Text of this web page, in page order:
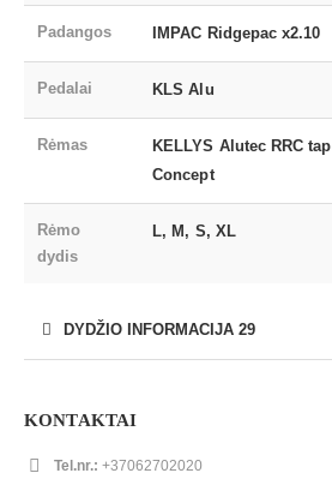
Padangos IMPAC Ridgepac x2.10
Pedalai KLS Alu
Rėmas
KELLYS Alutec RRC
Concept
Rėmo
dydis
L, M, S, XL
DYDŽIO INFORMACIJA 29
KONTAKTAI
Tel.nr.: +37062702020